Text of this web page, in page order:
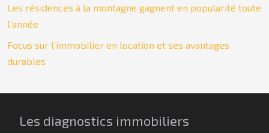
Les résidences à la montagne gagnent en popularité toute
l’année
Focus sur l’immobilier en location et ses avantages
durables
Les diagnostics immobiliers